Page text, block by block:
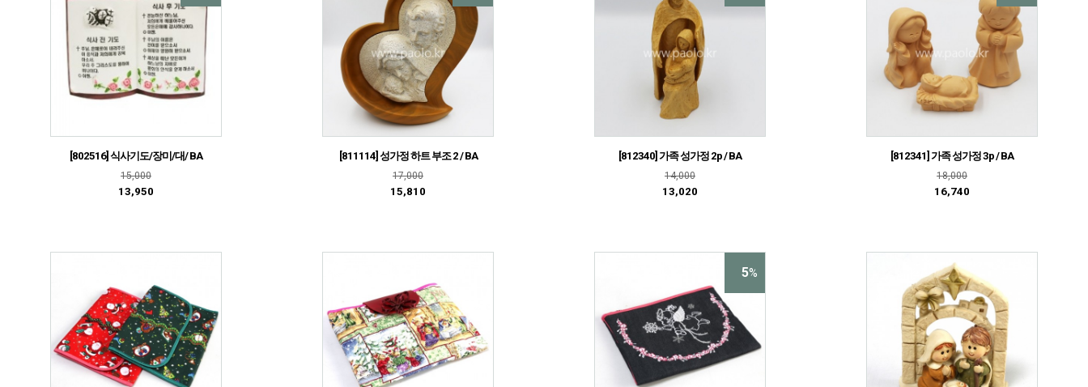
[802516] 식사기도/장미/대/ BA
15,000
13,950
[811114] 성가정 하트 부조 2 / BA
17,000
15,810
[812340] 가족 성가정 2p / BA
14,000
13,020
[812341] 가족 성가정 3p / BA
18,000
16,740
5%